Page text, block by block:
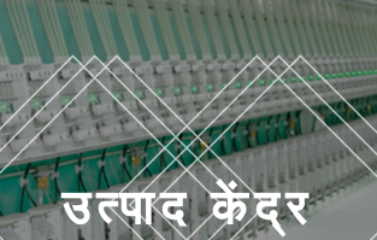
उत्पाद केंद्र